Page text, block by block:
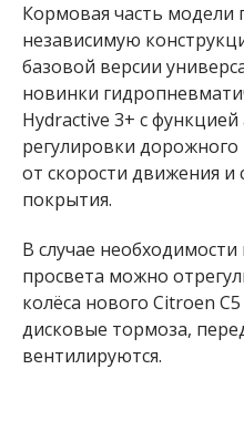
Кормовая часть
независимую
базовой версии
новинки
Hydractive 3+ с
регулировки
от скорости движения и
покрытия.
В случае
просвета можно
колёса нового Citroen
дисковые тормоза,
вентилируются.